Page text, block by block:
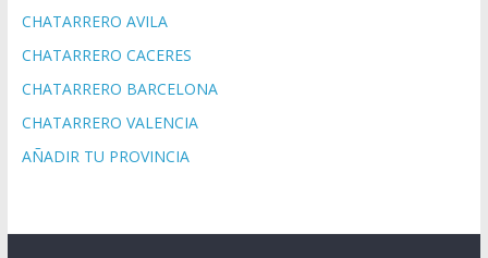
CHATARRERO AVILA
CHATARRERO CACERES
CHATARRERO BARCELONA
CHATARRERO VALENCIA
AÑADIR TU PROVINCIA